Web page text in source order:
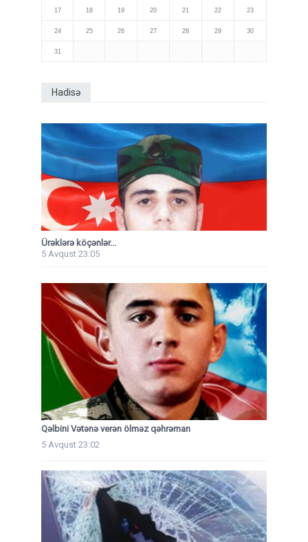
17 18 19 20 21 22 23
24 25 26 27 28 29 30
31
Hadisə
Ürəklərə köçənlər...
5 Avqust 23:05
Qəlbini Vətənə verən ölməz qəhrəman
5 Avqust 23:02